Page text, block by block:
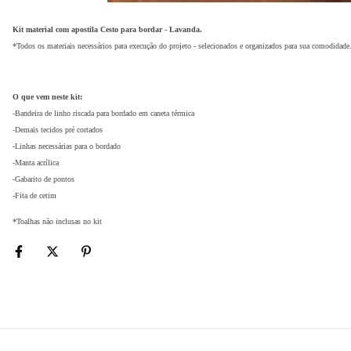
Kit material com apostila Cesto para bordar - Lavanda.
*Todos os materiais necessários para execução do projeto - selecionados e organizados para sua comodidade.
O que vem neste kit:
-Bandeira de linho riscada para bordado em caneta térmica
-Demais tecidos pré cortados
-Linhas necessárias para o bordado
-Manta acrílica
-Gabarito de pontos
-Fita de cetim
*Toalhas não inclusas no kit